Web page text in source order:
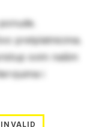
pretplatnicima.
svim našim
i
INVALID